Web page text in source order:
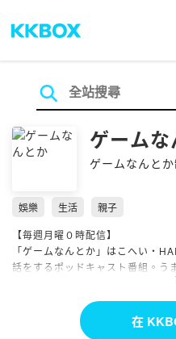
ゲーム
ゲームなんと
娛樂 生活
親子
【毎週月曜０時配信】
「ゲームなんとか」はこへい・
話をするポッドキャスト番組。う
い。でもゲームは好き。そんなパ
https://
在